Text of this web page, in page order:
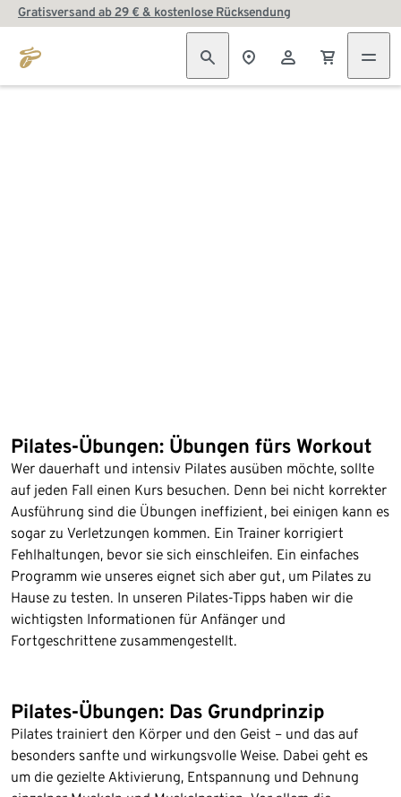
Gratisversand ab 29 € & kostenlose Rücksendung
Pilates-Übungen: Übungen fürs Workout
Wer dauerhaft und intensiv Pilates ausüben möchte, sollte
auf jeden Fall einen Kurs besuchen. Denn bei nicht korrekter
Ausführung sind die Übungen ineffizient, bei einigen kann es
sogar zu Verletzungen kommen. Ein Trainer korrigiert
Fehlhaltungen, bevor sie sich einschleifen. Ein einfaches
Programm wie unseres eignet sich aber gut, um Pilates zu
Hause zu testen. In unseren Pilates-Tipps haben wir die
wichtigsten Informationen für Anfänger und
Fortgeschrittene zusammengestellt.
Pilates-Übungen: Das Grundprinzip
Pilates trainiert den Körper und den Geist – und das auf
besonders sanfte und wirkungsvolle Weise. Dabei geht es
um die gezielte Aktivierung, Entspannung und Dehnung